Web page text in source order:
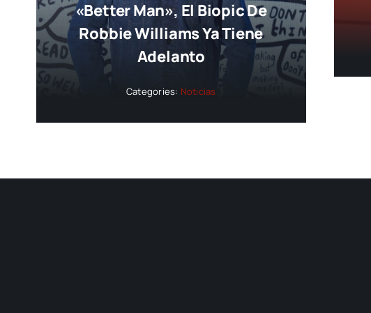
«Better Man», El Biopic De
Robbie Williams Ya Tiene
Adelanto
Categories: Noticias